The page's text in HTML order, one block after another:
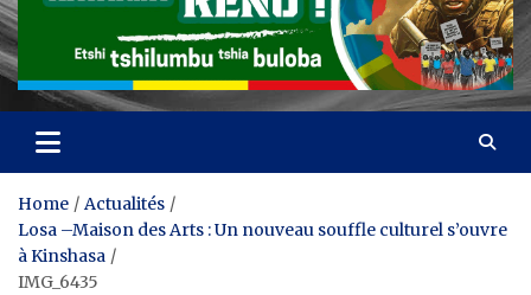
Home
Actualités
Losa –Maison des Arts : Un nouveau souffle culturel s’ouvre
à Kinshasa
IMG_6435